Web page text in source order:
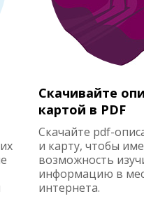
Скачивайте
картой в PDF
Скачайте pdf-
и карту, чтобы
возможность
информацию в
интернета.